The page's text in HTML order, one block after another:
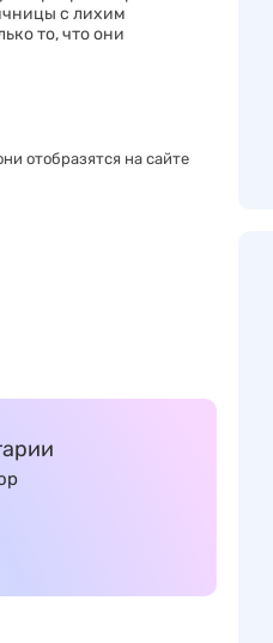
с лихим
то, что они
отобразятся на сайте